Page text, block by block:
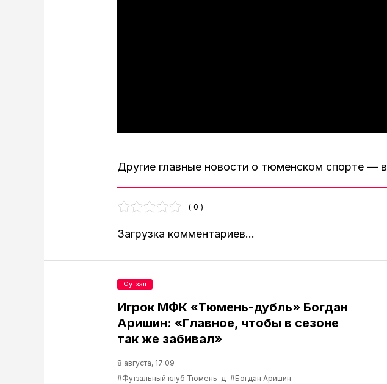
Другие главные новости о тюменском спорте — в
( 0 )
Загрузка комментариев...
Игрок МФК «Тюмень-дубль» Богдан
Аришин: «Главное, чтобы в сезоне
так же забивал»
8 августа, 17:09
#Футзальный клуб Тюмень-д #Богдан Аришин
Футзал